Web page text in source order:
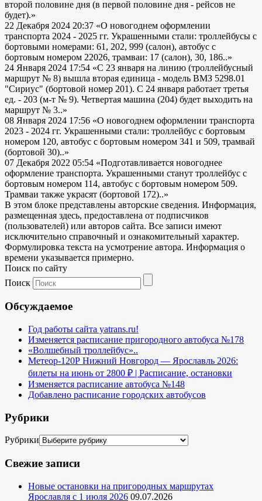
второй половине дня (в первой половине дня - рейсов не
будет).»
22 Декабря 2024 20:37 «О новогоднем оформлении
транспорта 2024 - 2025 гг. Украшенными стали: троллейбусы с
бортовыми номерами: 61, 202, 999 (салон), автобус с
бортовым номером 22026, трамваи: 17 (салон), 30, 186..»
24 Января 2024 17:54 «С 23 января на линию (троллейбусный
маршрут № 8) вышла вторая единица - модель ВМЗ 5298.01
"Сириус" (бортовой номер 201). С 24 января работает третья
ед. - 203 (м-т № 9). Четвертая машина (204) будет выходить на
маршрут № 3..»
08 Января 2024 17:56 «О новогоднем оформлении транспорта
2023 - 2024 гг. Украшенными стали: троллейбус с бортовым
номером 120, автобус с бортовым номером 341 и 509, трамвай
(бортовой 30)..»
07 Декабря 2022 05:54 «Подготавливается новогоднее
оформление транспорта. Украшенными станут троллейбус с
бортовым номером 114, автобус с бортовым номером 509.
Трамваи также украсят (бортовой 172)..»
В этом блоке представлены авторские сведения. Информация,
размещенная здесь, предоставлена от подписчиков
(пользователей) или авторов сайта. Все записи имеют
исключительно справочный и ознакомительный характер.
Формулировка текста на усмотрение автора. Информация о
времени указывается примерно.
Поиск по сайту
Поиск
Обсуждаемое
Год работы сайта yatrans.ru!
Изменяется расписание пригородного автобуса №178
«Волшебный троллейбус»..
Метеор-120Р Нижний Новгород — Ярославль 2026:
билеты на июнь от 2800 ₽ | Расписание, остановки
Изменяется расписание автобуса №148
Добавлено расписание городских автобусов
Рубрики
Рубрики
Свежие записи
Новые остановки на пригородных маршрутах
Ярославля с 1 июля 2026 09.07.2026